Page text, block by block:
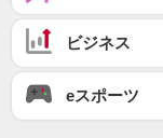
ビジネス
eスポーツ